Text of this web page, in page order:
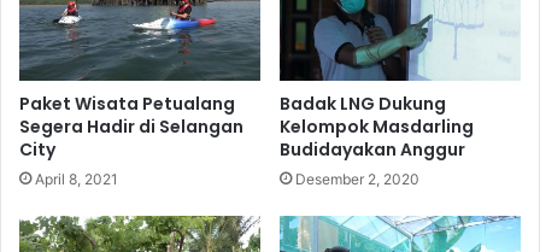
Paket Wisata Petualang
Segera Hadir di Selangan
City
April 8, 2021
Badak LNG Dukung
Kelompok Masdarling
Budidayakan Anggur
Desember 2, 2020